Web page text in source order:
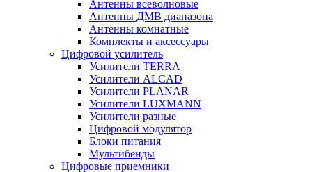
Антенны всеволновые
Антенны ДМВ диапазона
Антенны комнатные
Комплекты и аксессуары
Цифровой усилитель
Усилители TERRA
Усилители ALCAD
Усилители PLANAR
Усилители LUXMANN
Усилители разные
Цифровой модулятор
Блоки питания
Мультибенды
Цифровые приемники